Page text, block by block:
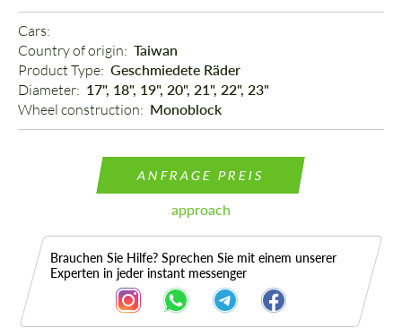
Cars:
Country of origin: Taiwan
Product Type: Geschmiedete Räder
Diameter: 17", 18", 19", 20", 21", 22", 23"
Wheel construction: Monoblock
ANFRAGE PREIS
approach
Brauchen Sie Hilfe? Sprechen Sie mit einem unserer
Experten in jeder instant messenger